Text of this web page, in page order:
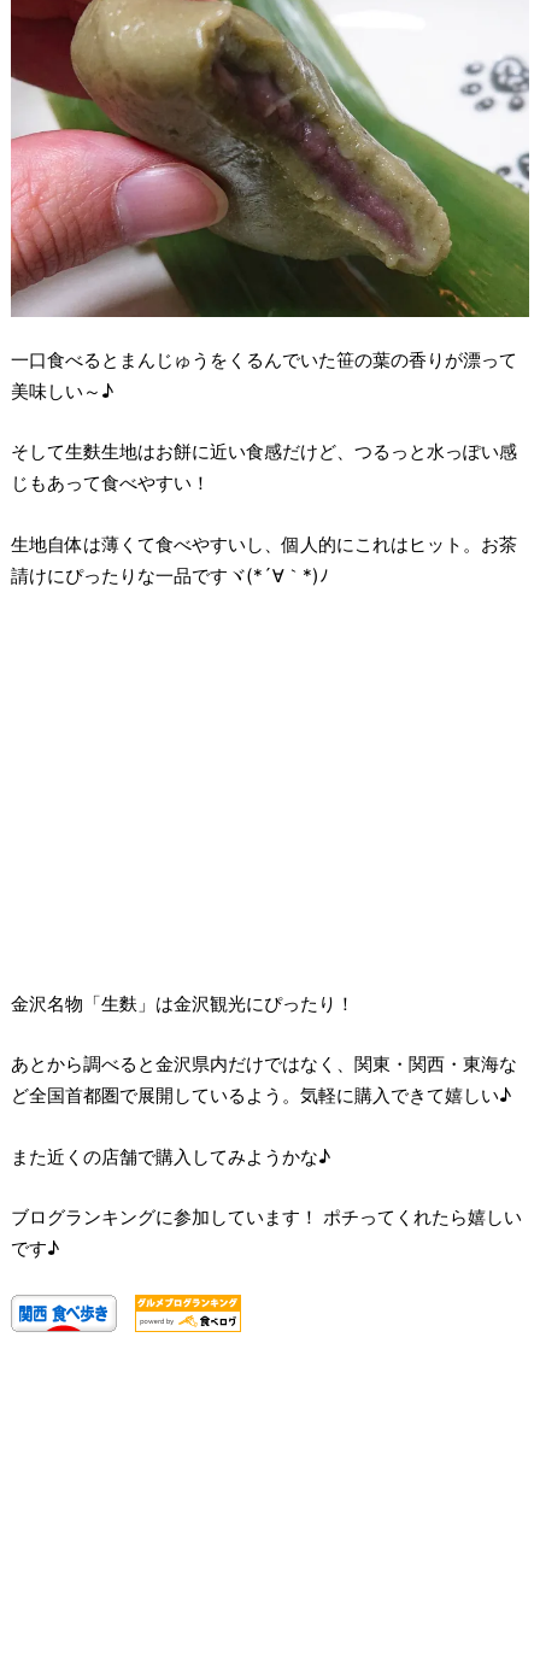
一口食べるとまんじゅうをくるんでいた笹の葉の香りが漂って
美味しい～♪
そして生麩生地はお餅に近い食感だけど、つるっと水っぽい感
じもあって食べやすい！
生地自体は薄くて食べやすいし、個人的にこれはヒット。お茶
請けにぴったりな一品ですヾ(*´∀｀*)ﾉ
金沢名物「生麩」は金沢観光にぴったり！
あとから調べると金沢県内だけではなく、関東・関西・東海な
ど全国首都圏で展開しているよう。気軽に購入できて嬉しい♪
また近くの店舗で購入してみようかな♪
ブログランキングに参加しています！ ポチってくれたら嬉しい
です♪